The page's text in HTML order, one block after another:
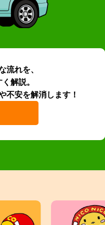
流れを、
解説。
不安を解消します！